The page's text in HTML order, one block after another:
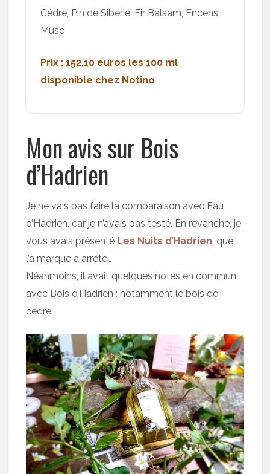
Cédre, Pin de Sibérie, Fir Balsam, Encens,
Musc
Prix : 152,10 euros les 100 ml
disponible chez Notino
Mon avis sur Bois
d’Hadrien
Je ne vais pas faire la comparaison avec Eau
d’Hadrien, car je n’avais pas testé. En revanche, je
vous avais présenté Les Nuits d’Hadrien, que
l’a marque a arrêté…
Néanmoins, il avait quelques notes en commun
avec Bois d’Hadrien : notamment le bois de
cèdre.